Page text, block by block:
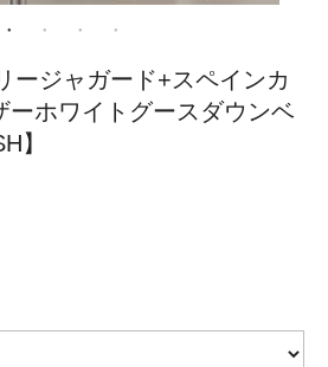
ージャガード+スペインカ
ーホワイトグースダウンベ
】